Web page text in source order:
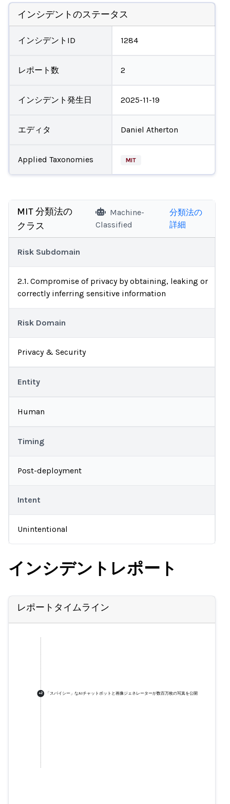
インシデントのステータス
インシデントID 1284
レポート数 2
インシデント発生日 2025-11-19
エディタ Daniel Atherton
Applied Taxonomies MIT
MIT 分類法の
クラス
Machine-
Classified
分類法の
詳細
Risk Subdomain
2.1. Compromise of privacy by obtaining, leaking or
correctly inferring sensitive information
Risk Domain
Privacy & Security
Entity
Human
Timing
Post-deployment
Intent
Unintentional
インシデントレポート
レポートタイムライン
+2 「スパイシー」なAIチャットボットと画像ジェネレーターが数百万枚の写真を公開